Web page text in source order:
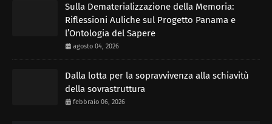
Sulla Dematerializzazione della Memoria:
Riflessioni Auliche sul Progetto Panama e
l’Ontologia del Sapere
agosto 04, 2026
Dalla lotta per la sopravvivenza alla schiavitù
della sovrastruttura
febbraio 06, 2026